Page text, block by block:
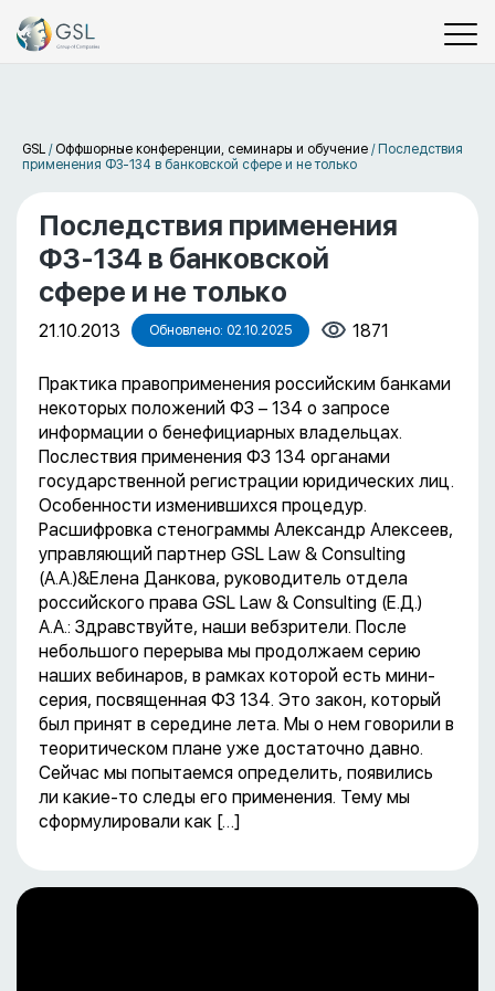
GSL / Оффшорные конференции, семинары и обучение / Последствия
применения ФЗ-134 в банковской сфере и не только
Последствия применения
ФЗ-134 в банковской
сфере и не только
21.10.2013 Обновлено: 02.10.2025 1871
Практика правоприменения российским банками
некоторых положений ФЗ – 134 о запросе
информации о бенефициарных владельцах.
Послествия применения ФЗ 134 органами
государственной регистрации юридических лиц.
Особенности изменившихся процедур.
Расшифровка стенограммы Александр Алексеев,
управляющий партнер GSL Law & Consulting
(А.А.)&Елена Данкова, руководитель отдела
российского права GSL Law & Consulting (Е.Д.)
А.А.: Здравствуйте, наши вебзрители. После
небольшого перерыва мы продолжаем серию
наших вебинаров, в рамках которой есть мини-
серия, посвященная ФЗ 134. Это закон, который
был принят в середине лета. Мы о нем говорили в
теоритическом плане уже достаточно давно.
Сейчас мы попытаемся определить, появились
ли какие-то следы его применения. Тему мы
сформулировали как […]